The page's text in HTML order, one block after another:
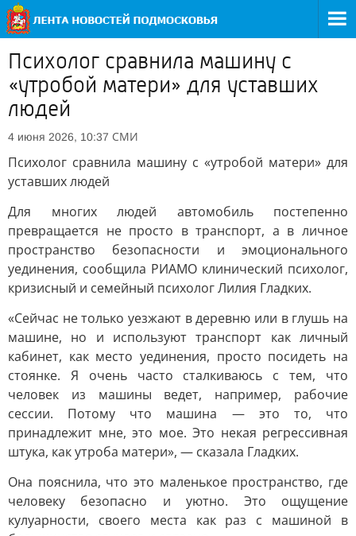
Психолог сравнила машину с
«утробой матери» для уставших
людей
4 июня 2026, 10:37 СМИ
Психолог сравнила машину с «утробой матери» для
уставших людей
Для многих людей автомобиль постепенно
превращается не просто в транспорт, а в личное
пространство безопасности и эмоционального
уединения, сообщила РИАМО клинический психолог,
кризисный и семейный психолог Лилия Гладких.
«Сейчас не только уезжают в деревню или в глушь на
машине, но и используют транспорт как личный
кабинет, как место уединения, просто посидеть на
стоянке. Я очень часто сталкиваюсь с тем, что
человек из машины ведет, например, рабочие
сессии. Потому что машина — это то, что
принадлежит мне, это мое. Это некая регрессивная
штука, как утроба матери», — сказала Гладких.
Она пояснила, что это маленькое пространство, где
человеку безопасно и уютно. Это ощущение
кулуарности, своего места как раз с машиной в